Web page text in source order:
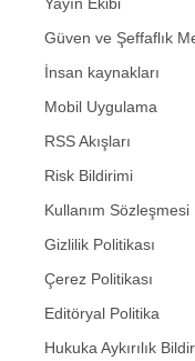
Yayın Ekibi
Güven ve Şeffaflık
İnsan kaynakları
Mobil Uygulama
RSS Akışları
Risk Bildirimi
Kullanım Sözleşmesi
Gizlilik Politikası
Çerez Politikası
Editöryal Politika
Hukuka Aykırılık